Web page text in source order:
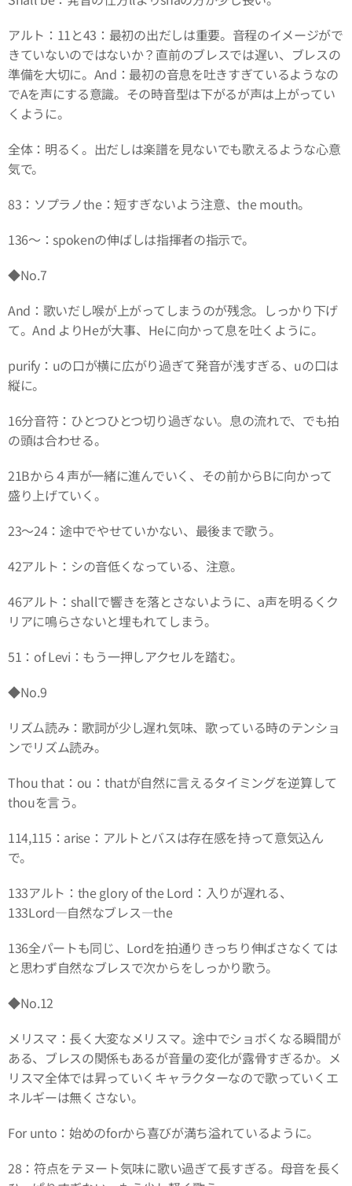
アルト：11と43：最初の出だしは重要。音程のイメージがで
きていないのではないか？直前のブレスでは遅い、ブレスの
準備を大切に。And：最初の音息を吐きすぎているようなの
でAを声にする意識。その時音型は下がるが声は上がってい
くように。
全体：明るく。出だしは楽譜を見ないでも歌えるような心意
気で。
83：ソプラノthe：短すぎないよう注意、the mouth。
136～：spokenの伸ばしは指揮者の指示で。
◆No.7
And：歌いだし喉が上がってしまうのが残念。しっかり下げ
て。And よりHeが大事、Heに向かって息を吐くように。
purify：uの口が横に広がり過ぎて発音が浅すぎる、uの口は
縦に。
16分音符：ひとつひとつ切り過ぎない。息の流れで、でも拍
の頭は合わせる。
21Bから４声が一緒に進んでいく、その前からBに向かって
盛り上げていく。
23～24：途中でやせていかない、最後まで歌う。
42アルト：シの音低くなっている、注意。
46アルト：shallで響きを落とさないように、a声を明るくク
リアに鳴らさないと埋もれてしまう。
51：of Levi：もう一押しアクセルを踏む。
◆No.9
リズム読み：歌詞が少し遅れ気味、歌っている時のテンショ
ンでリズム読み。
Thou that：ou：thatが自然に言えるタイミングを逆算して
thouを言う。
114,115：arise：アルトとバスは存在感を持って意気込ん
で。
133アルト：the glory of the Lord：入りが遅れる、
133Lord―自然なブレス―the
136全パートも同じ、Lordを拍通りきっちり伸ばさなくては
と思わず自然なブレスで次からをしっかり歌う。
◆No.12
メリスマ：長く大変なメリスマ。途中でショボくなる瞬間が
ある、ブレスの関係もあるが音量の変化が露骨すぎるか。メ
リスマ全体では昇っていくキャラクターなので歌っていくエ
ネルギーは無くさない。
For unto：始めのforから喜びが満ち溢れているように。
28：符点をテヌート気味に歌い過ぎて長すぎる。母音を長く